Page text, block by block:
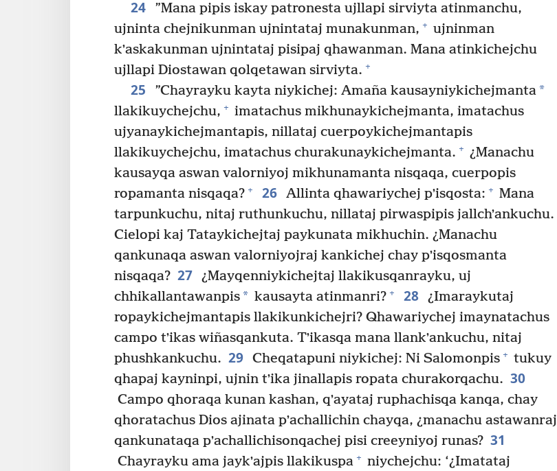
24
”Mana pipis iskay patronesta ujllapi sirviyta atinmanchu,
ujninta chejnikunman ujnintataj munakunman, + ujninman
kʼaskakunman ujnintataj pisipaj qhawanman. Mana atinkichejchu
ujllapi Diostawan qolqetawan sirviyta. +
25 ”Chayrayku kayta niykichej: Amaña kausayniykichejmanta*
llakikuychejchu, + imatachus mikhunaykichejmanta, imatachus
ujyanaykichejmantapis, nillataj cuerpoykichejmantapis
llakikuychejchu, imatachus churakunaykichejmanta. + ¿Manachu
kausayqa aswan valorniyoj mikhunamanta nisqaqa, cuerpopis
ropamanta nisqaqa? + 26 Allinta qhawariychej pʼisqosta: + Mana
tarpunkuchu, nitaj ruthunkuchu, nillataj pirwaspipis jallchʼankuchu.
Cielopi kaj Tataykichejtaj paykunata mikhuchin. ¿Manachu
qankunaqa aswan valorniyojraj kankichej chay pʼisqosmanta
nisqaqa? 27 ¿Mayqenniykichejtaj llakikusqanrayku, uj
chhikallantawanpis* kausayta atinmanri? + 28 ¿Imaraykutaj
ropaykichejmantapis llakikunkichejri? Qhawariychej imaynatachus
campo tʼikas wiñasqankuta. Tʼikasqa mana llankʼankuchu, nitaj
phushkankuchu. 29 Cheqatapuni niykichej: Ni Salomonpis + tukuy
qhapaj kayninpi, ujnin tʼika jinallapis ropata churakorqachu. 30
Campo qhoraqa kunan kashan, qʼayataj ruphachisqa kanqa, chay
qhoratachus Dios ajinata pʼachallichin chayqa, ¿manachu astawanraj
qankunataqa pʼachallichisonqachej pisi creeyniyoj runas? 31
Chayrayku ama jaykʼajpis llakikuspa + niychejchu: ‘¿Imatataj